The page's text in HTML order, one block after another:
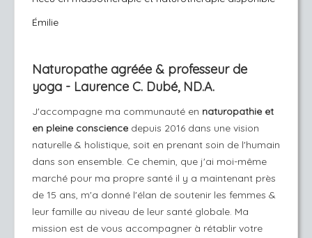
Émilie
Naturopathe agréée & professeur de
yoga - Laurence C. Dubé, ND.A.
J'accompagne ma communauté en naturopathie et
en pleine conscience depuis 2016 dans une vision
naturelle & holistique, soit en prenant soin de l'humain
dans son ensemble. Ce chemin, que j'ai moi-même
marché pour ma propre santé il y a maintenant près
de 15 ans, m'a donné l'élan de soutenir les femmes &
leur famille au niveau de leur santé globale. Ma
mission est de vous accompagner à rétablir votre